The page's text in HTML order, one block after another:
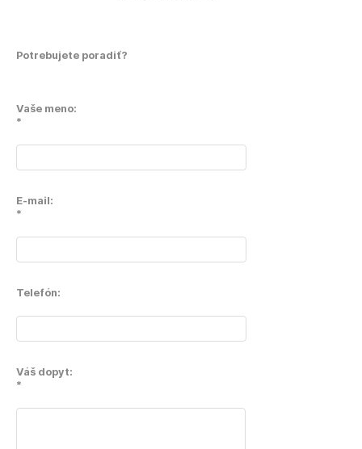
Potrebujete poradiť?
Vaše meno:
*
E-mail:
*
Telefón:
Váš dopyt:
*